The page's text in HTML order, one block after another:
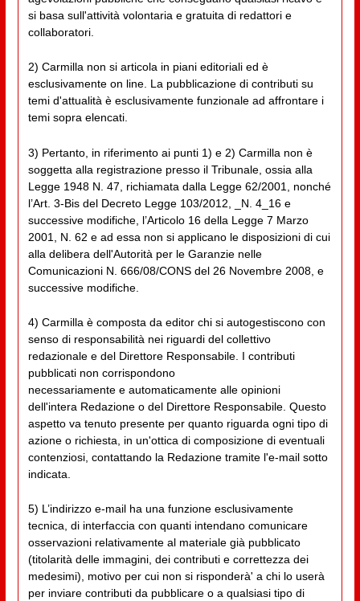
si basa sull'attività volontaria e gratuita di redattori e
collaboratori.
2) Carmilla non si articola in piani editoriali ed è
esclusivamente on line. La pubblicazione di contributi su
temi d'attualità è esclusivamente funzionale ad affrontare i
temi sopra elencati.
3) Pertanto, in riferimento ai punti 1) e 2) Carmilla non è
soggetta alla registrazione presso il Tribunale, ossia alla
Legge 1948 N. 47, richiamata dalla Legge 62/2001, nonché
l’Art. 3-Bis del Decreto Legge 103/2012, _N. 4_16 e
successive modifiche, l’Articolo 16 della Legge 7 Marzo
2001, N. 62 e ad essa non si applicano le disposizioni di cui
alla delibera dell'Autorità per le Garanzie nelle
Comunicazioni N. 666/08/CONS del 26 Novembre 2008, e
successive modifiche.
4) Carmilla è composta da editor chi si autogestiscono con
senso di responsabilità nei riguardi del collettivo
redazionale e del Direttore Responsabile. I contributi
pubblicati non corrispondono
necessariamente e automaticamente alle opinioni
dell'intera Redazione o del Direttore Responsabile. Questo
aspetto va tenuto presente per quanto riguarda ogni tipo di
azione o richiesta, in un'ottica di composizione di eventuali
contenziosi, contattando la Redazione tramite l'e-mail sotto
indicata.
5) L’indirizzo e-mail ha una funzione esclusivamente
tecnica, di interfaccia con quanti intendano comunicare
osservazioni relativamente al materiale già pubblicato
(titolarità delle immagini, dei contributi e correttezza dei
medesimi), motivo per cui non si risponderà' a chi lo userà
per inviare contributi da pubblicare o a qualsiasi tipo di